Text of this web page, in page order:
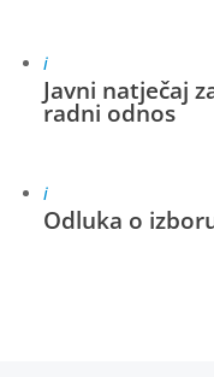
i
Javni natječaj
radni odnos
i
Odluka o